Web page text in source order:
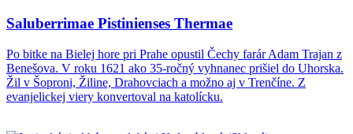
Saluberrimae Pistinienses Thermae
Po bitke na Bielej hore pri Prahe opustil Čechy farár Adam Trajan z
Benešova. V roku 1621 ako 35-ročný vyhnanec prišiel do Uhorska.
Žil v Šoproni, Žiline, Drahovciach a možno aj v Trenčíne. Z
evanjelickej viery konvertoval na katolícku.